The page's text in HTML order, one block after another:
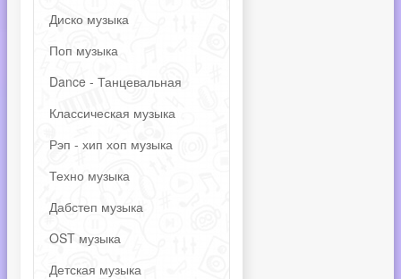
Диско музыка
Поп музыка
Dance - Танцевальная
Классическая музыка
Рэп - хип хоп музыка
Техно музыка
Дабстеп музыка
OST музыка
Детская музыка